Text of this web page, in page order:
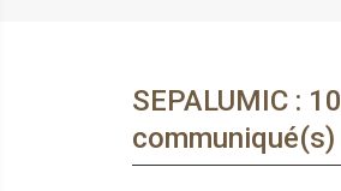
SEPALUMIC : 10
communiqué(s)